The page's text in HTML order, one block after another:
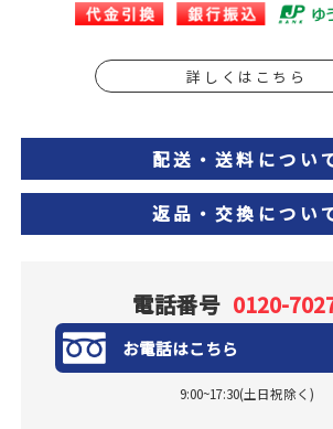
詳しくはこちら
配送・送料につい
返品・交換につい
電話番号 0120-
お電話はこちら
9:00~17:30(土日祝除く)